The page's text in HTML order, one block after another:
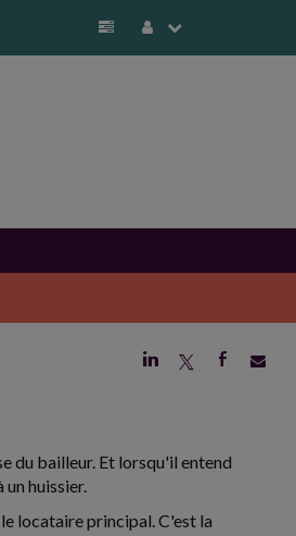
j a b
du bailleur. Et lorsqu'il entend
huissier.
locataire principal. C'est la